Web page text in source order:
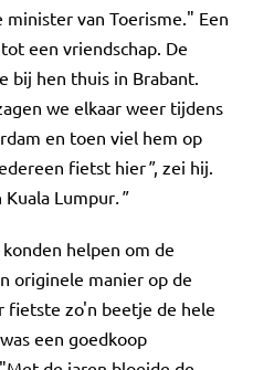
van Toerisme." Een
een vriendschap. De
bij hen thuis in Brabant.
we elkaar weer tijdens
en toen viel hem op
fietst hier", zei hij.
Kuala Lumpur."
helpen om de
originele manier op de
fietste zo'n beetje de hele
een goedkoop